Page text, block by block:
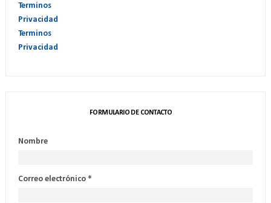
Terminos
Privacidad
Terminos
Privacidad
FORMULARIO DE CONTACTO
Nombre
Correo electrónico *